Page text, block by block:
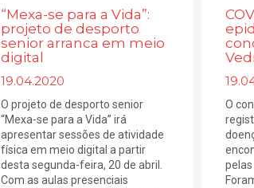
“Mexa-se para a Vida”:
projeto de desporto
senior arranca em meio
digital
19.04.2020
O projeto de desporto senior
“Mexa-se para a Vida” irá
apresentar sessões de atividade
física em meio digital a partir
desta segunda-feira, 20 de abril.
Com as aulas presenciais
O